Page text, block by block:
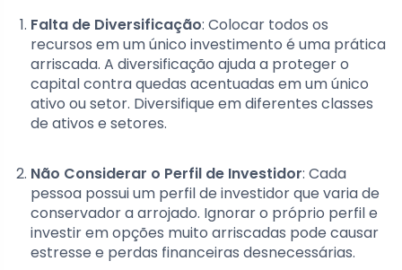
Falta de Diversificação: Colocar todos os
recursos em um único investimento é uma prática
arriscada. A diversificação ajuda a proteger o
capital contra quedas acentuadas em um único
ativo ou setor. Diversifique em diferentes classes
de ativos e setores.
Não Considerar o Perfil de Investidor: Cada
pessoa possui um perfil de investidor que varia de
conservador a arrojado. Ignorar o próprio perfil e
investir em opções muito arriscadas pode causar
estresse e perdas financeiras desnecessárias.